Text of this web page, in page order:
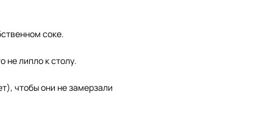
соке.
не липло к столу.
чтобы они не замерзали